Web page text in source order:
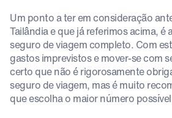
Um ponto a ter em consideração
Tailândia e que já referimos acima, é
seguro de viagem completo. Com
gastos imprevistos e mover-se com
certo que não é rigorosamente
seguro de viagem, mas é muito
que escolha o maior número